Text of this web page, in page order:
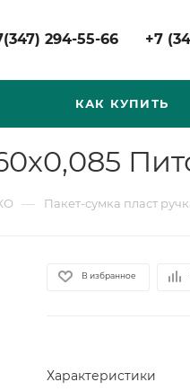
294-55-66 +7
КАК КУПИТЬ
— Пакет-сумка пласт
В избранное
Характеристики